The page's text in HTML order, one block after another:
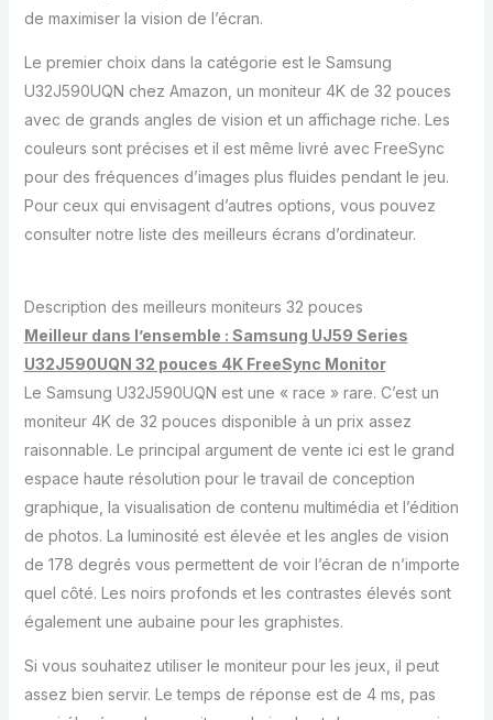
de maximiser la vision de l’écran.
Le premier choix dans la catégorie est le Samsung
U32J590UQN chez Amazon, un moniteur 4K de 32 pouces
avec de grands angles de vision et un affichage riche. Les
couleurs sont précises et il est même livré avec FreeSync
pour des fréquences d’images plus fluides pendant le jeu.
Pour ceux qui envisagent d’autres options, vous pouvez
consulter notre liste des meilleurs écrans d’ordinateur.
Description des meilleurs moniteurs 32 pouces
Meilleur dans l’ensemble : Samsung UJ59 Series
U32J590UQN 32 pouces 4K FreeSync Monitor
Le Samsung U32J590UQN est une « race » rare. C’est un
moniteur 4K de 32 pouces disponible à un prix assez
raisonnable. Le principal argument de vente ici est le grand
espace haute résolution pour le travail de conception
graphique, la visualisation de contenu multimédia et l’édition
de photos. La luminosité est élevée et les angles de vision
de 178 degrés vous permettent de voir l’écran de n’importe
quel côté. Les noirs profonds et les contrastes élevés sont
également une aubaine pour les graphistes.
Si vous souhaitez utiliser le moniteur pour les jeux, il peut
assez bien servir. Le temps de réponse est de 4 ms, pas